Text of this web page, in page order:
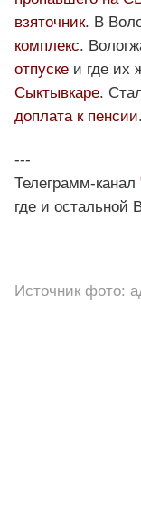
взяточник. В
комплекс.
отпуске и где их
Сыктывкаре.
доплата к пенсии.
---
Телеграмм-канал
где и остальной
Источник фото: